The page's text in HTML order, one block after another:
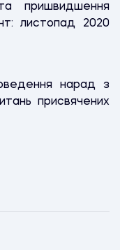
пришвидшення
листопад 2020
нарад з
присвячених